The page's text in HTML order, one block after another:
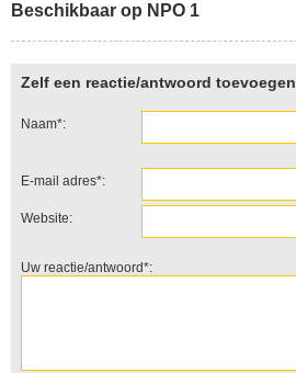
Beschikbaar op NPO 1
Zelf een reactie/antwoord toevoegen
Naam*:
E-mail adres*:
Website:
Uw reactie/antwoord*: